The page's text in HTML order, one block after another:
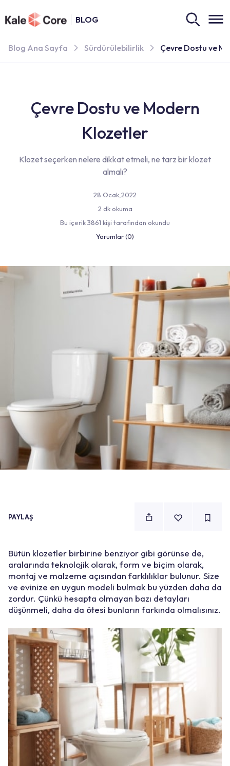
BLOG
Blog Ana Sayfa Sürdürülebilirlik Çevre Dostu ve
Çevre Dostu ve Modern
Klozetler
Klozet seçerken nelere dikkat etmeli, ne tarz bir klozet
almalı?
28 Ocak,2022
2 dk okuma
Bu içerik 3861 kişi tarafından okundu
Yorumlar (0)
PAYLAŞ
Bütün klozetler birbirine benziyor gibi görünse de,
aralarında teknolojik olarak, form ve biçim olarak,
montaj ve malzeme açısından farklılıklar bulunur. Size
ve evinize en uygun modeli bulmak bu yüzden daha da
zordur. Çünkü hesapta olmayan bazı detayları
düşünmeli, daha da ötesi bunların farkında olmalısınız.